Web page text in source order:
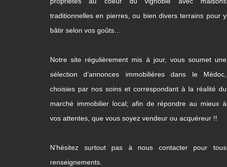
traditionnelles en pierres, ou bien divers terrains pour y
bâtir selon vos goûts…
Notre site régulièrement mis à jour, vous soumet une
sélection d’annonces immobilières dans le Médoc,
choisies par nos soins et correspondant à la réalité du
marché immobilier local; afin de répondre au mieux à
vos attentes, que vous soyez vendeur ou acquéreur !!
N’hésitez surtout pas à nous contacter pour tous
renseignements.